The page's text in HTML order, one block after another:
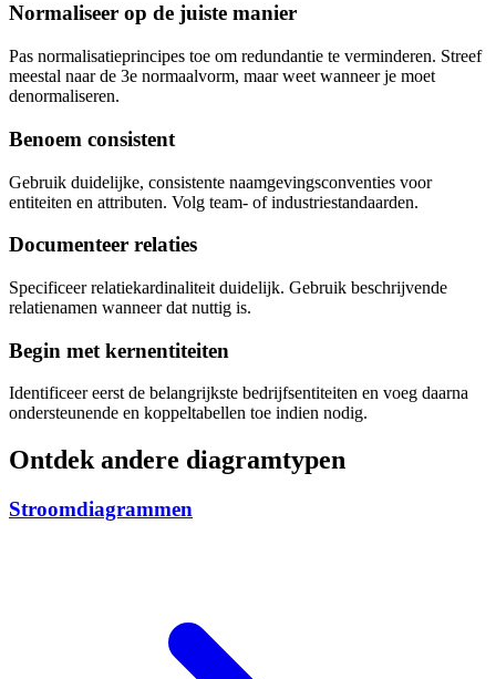
Normaliseer op de juiste manier
Pas normalisatieprincipes toe om redundantie te verminderen. Streef
meestal naar de 3e normaalvorm, maar weet wanneer je moet
denormaliseren.
Benoem consistent
Gebruik duidelijke, consistente naamgevingsconventies voor
entiteiten en attributen. Volg team- of industriestandaarden.
Documenteer relaties
Specificeer relatiekardinaliteit duidelijk. Gebruik beschrijvende
relatienamen wanneer dat nuttig is.
Begin met kernentiteiten
Identificeer eerst de belangrijkste bedrijfsentiteiten en voeg daarna
ondersteunende en koppeltabellen toe indien nodig.
Ontdek andere diagramtypen
Stroomdiagrammen